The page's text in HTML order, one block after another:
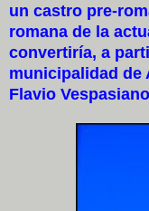
un castro pre-
romana de la
convertiría, a
municipalidad de
Flavio